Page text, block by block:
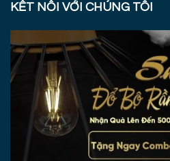
KẾT NỐI VỚI CHÚNG TÔI